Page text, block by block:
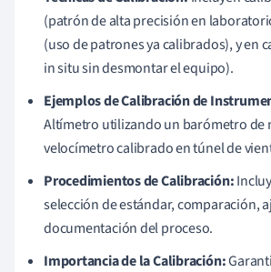
(patrón de alta precisión en
(uso de patrones ya calibrados), y en
in situ sin desmontar el equipo).
Ejemplos de Calibración de
Altímetro utilizando un barómetro de
velocímetro calibrado en túnel de
Procedimientos de Calibración:
selección de estándar, comparación,
documentación del proceso.
Importancia de la Calibración: